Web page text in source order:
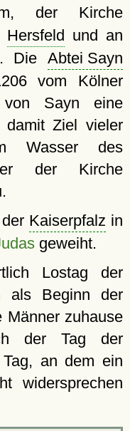
der Kirche
Hersfeld und an
Die Abtei Sayn
vom Kölner
Sayn eine
damit Ziel vieler
Wasser des
der Kirche
Kaiserpfalz in
geweiht.
Lostag der
als Beginn der
Männer zuhause
der Tag der
an dem ein
widersprechen